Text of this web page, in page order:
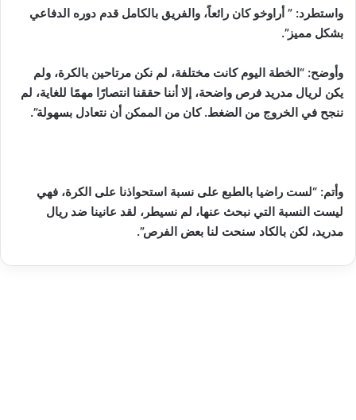
واستطرد: ” أراوخو كان رائعاً، والفريق بالكامل قدم دوره الدفاعي
بشكل مميز”.
وأوضح: “الخطة اليوم كانت مختلفة، لم نكن مرتاحين بالكرة، ولم
يكن لريال مدريد فرص واضحة، إلا أننا حققنا انتصارًا مهمًا للغاية، لم
ننجح في الخروج من الضغط. كان من الممكن أن نتعادل بسهولة”.
وأتم: “لست راضيا بالطبع على نسبة استحواذنا على الكرة، فهي
ليست النسبة التي نبحث عنها، لم نسيطر، لقد عانينا ضد ريال
مدريد، لكن بالكاد سنحت لنا بعض الفرص”.